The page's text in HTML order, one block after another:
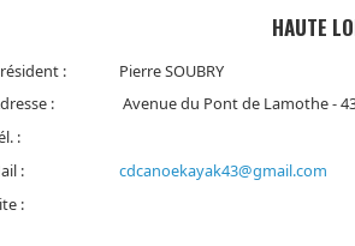
HAUTE
:
Pierre SOUBRY
:
Avenue du Pont de Lamothe -
:
:
cdcanoekayak43@gmail.com
: